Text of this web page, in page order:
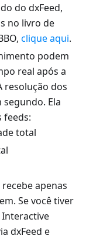
do dxFeed,
no livro de
clique aqui.
podem
real após a
resolução dos
Ela
feeds:
total
apenas
Se você tiver
Interactive
dxFeed e